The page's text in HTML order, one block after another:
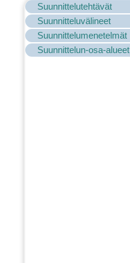
Suunnittelutehtävät
Suunnitteluvälineet
Suunnittelumenetelmät
Suunnittelun-osa-alueet